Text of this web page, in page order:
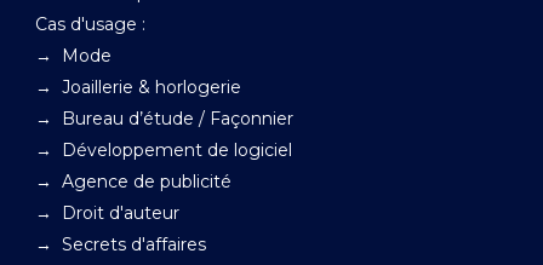
Cas d'usage :
→ Mode
→ Joaillerie & horlogerie
→ Bureau d’étude / Façonnier
→ Développement de logiciel
→ Agence de publicité
→ Droit d'auteur
→ Secrets d'affaires